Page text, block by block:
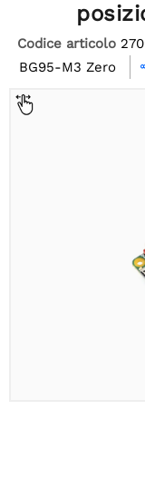
Codice articolo
BG95-M3 Zero